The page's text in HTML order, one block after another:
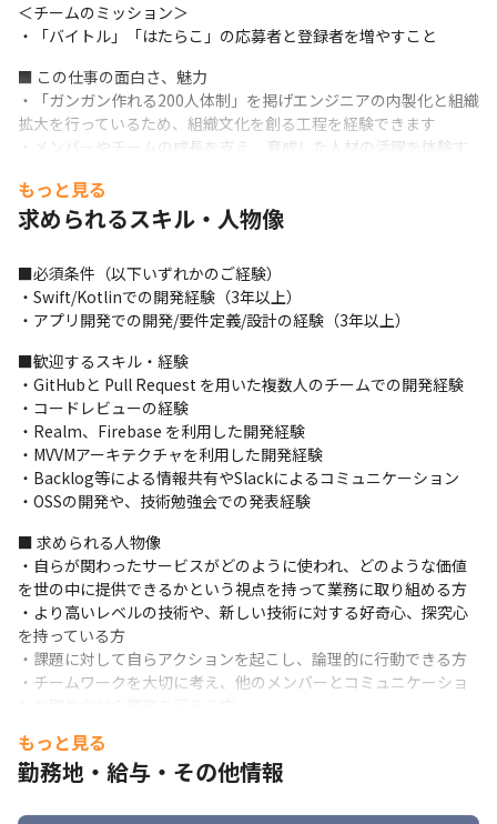
＜チームのミッション＞
・「バイトル」「はたらこ」の応募者と登録者を増やすこと
■ この仕事の面白さ、魅力
・「ガンガン作れる200人体制」を掲げエンジニアの内製化と組織
拡大を行っているため、組織文化を創る工程を経験できます
・メンバーやチームの成長を支え、育成した人材の活躍を体験す
・創業24年、2013年に東証一部上場を果たしており、ベンチャー
気質を残しながら安定したサービス提供を行っています（2022年
コロナ禍のため、一部リモート勤務を行っています。
もっと見る
求められるスキル・人物像
■必須条件（以下いずれかのご経験）
・Swift/Kotlinでの開発経験（3年以上）
・アプリ開発での開発/要件定義/設計の経験（3年以上）
■歓迎するスキル・経験
・GitHubと Pull Request を用いた複数人のチームでの開発経験
・コードレビューの経験
・Realm、Firebase を利用した開発経験
・MVVMアーキテクチャを利用した開発経験
・Backlog等による情報共有やSlackによるコミュニケーション
・OSSの開発や、技術勉強会での発表経験
■ 求められる人物像
・自らが関わったサービスがどのように使われ、どのような価値
を世の中に提供できるかという視点を持って業務に取り組める方
・より高いレベルの技術や、新しい技術に対する好奇心、探究心
を持っている方
・課題に対して自らアクションを起こし、論理的に行動できる方
・チームワークを大切に考え、他のメンバーとコミュニケーショ
もっと見る
勤務地・給与・その他情報